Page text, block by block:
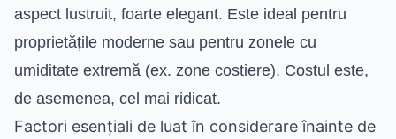
aspect lustruit, foarte elegant. Este ideal pentru
proprietățile moderne sau pentru zonele cu
umiditate extremă (ex. zone costiere). Costul este,
de asemenea, cel mai ridicat.
Factori esențiali de luat în considerare înainte de